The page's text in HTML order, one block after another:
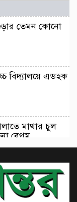
তেমন কোনো
বিদ্যালয়ে এডহক
মাথার চুল
বেগম
পাকিস্তানি নারী